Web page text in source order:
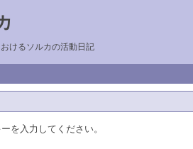
けるソルカの活動日記
を入力してください。